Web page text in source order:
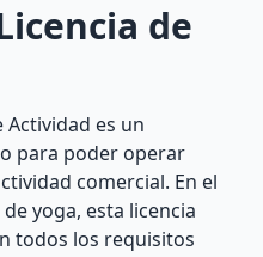
de
Actividad es un
para poder operar
comercial. En el
yoga, esta licencia
todos los requisitos